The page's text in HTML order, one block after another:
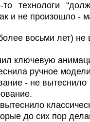
то технологи
и не произошло -
восьми лет) не
ключевую
ручное
- не вытеснило
до сих пор